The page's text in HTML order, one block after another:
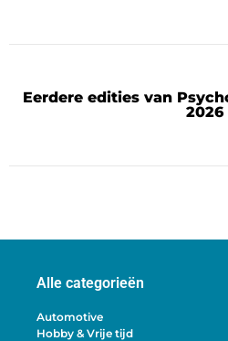
Eerdere edities van
2026
Alle categorieën
Automotive
Hobby & Vrije tijd